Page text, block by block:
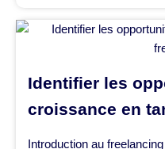
Identifier les
croissance en
Introduction au